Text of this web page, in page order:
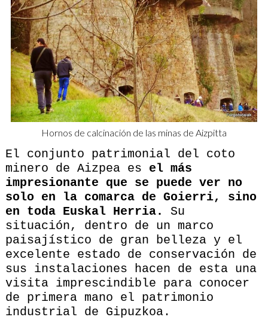
Hornos de calcinación de las minas de Aizpitta
El conjunto patrimonial del coto
minero de Aizpea es el más
impresionante que se puede ver no
solo en la comarca de Goierri, sino
en toda Euskal Herria.
Su
situación, dentro de un marco
paisajístico de gran belleza y el
excelente estado de conservación de
sus instalaciones hacen de esta una
visita imprescindible para conocer
de primera mano el patrimonio
industrial de Gipuzkoa.